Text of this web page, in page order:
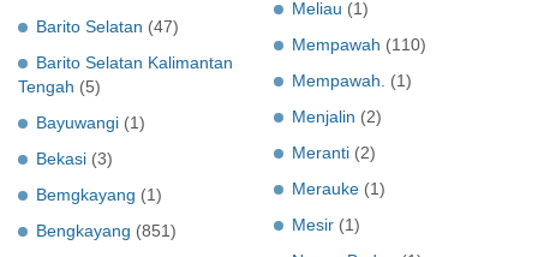
Barito Selatan (47)
Barito Selatan Kalimantan
Tengah (5)
Bayuwangi (1)
Bekasi (3)
Bemgkayang (1)
Bengkayang (851)
Meliau (1)
Mempawah (110)
Mempawah.
(1)
Menjalin (2)
Meranti (2)
Merauke (1)
Mesir (1)